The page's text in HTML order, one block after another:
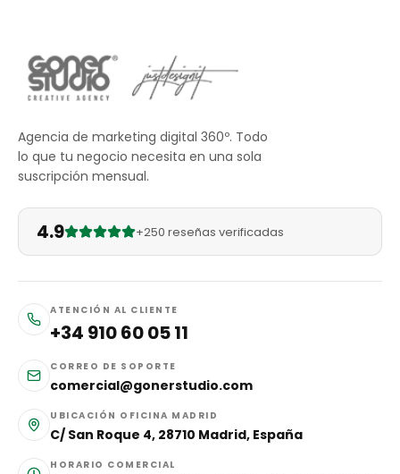
Agencia de marketing digital 360º. Todo
lo que tu negocio necesita en una sola
suscripción mensual.
4.9 +250 reseñas verificadas
ATENCIÓN AL CLIENTE
+34 910 60 05 11
CORREO DE SOPORTE
comercial@gonerstudio.com
UBICACIÓN OFICINA MADRID
C/ San Roque 4, 28710 Madrid, España
HORARIO COMERCIAL